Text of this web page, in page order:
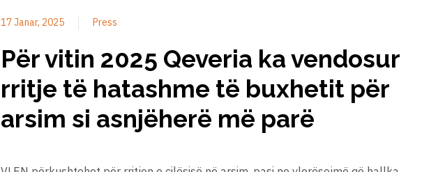
17 Janar, 2025 Press
Për vitin 2025 Qeveria ka vendosur
rritje të hatashme të buxhetit për
arsim si asnjëherë më parë